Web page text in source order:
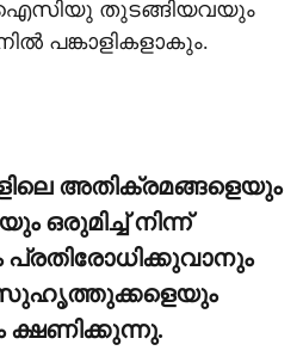
ഐസിയു തുടങ്ങിയവയും
പങ്കാളികളാകും.
അതിക്രമങ്ങളെയും
ഒരുമിച്ച് നിന്ന്
പ്രതിരോധിക്കുവാനും
ക്ഷണിക്കുന്നു.